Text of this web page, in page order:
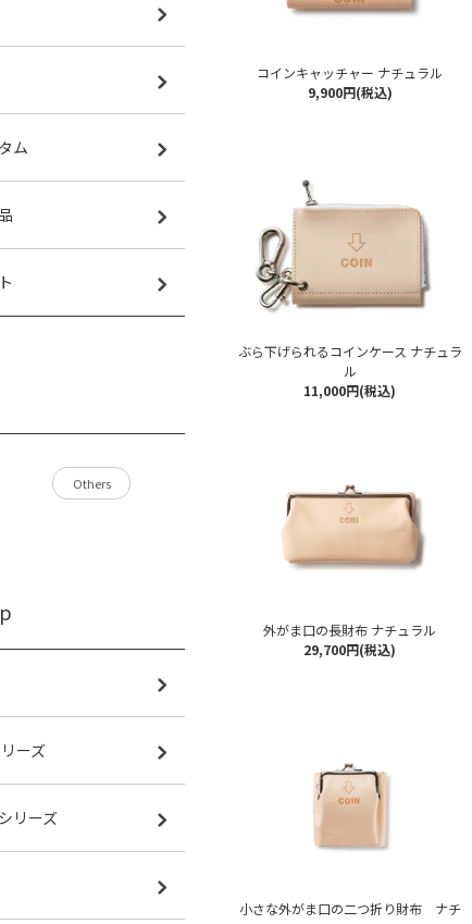
コインキャッチャー ナチュラル
9,900円(税込)
ぶら下げられるコインケース ナチュラ
ル
11,000円(税込)
外がま口の長財布 ナチュラル
29,700円(税込)
小さな外がま口の二つ折り財布 ナチ
ム
Others
ーズ
リーズ